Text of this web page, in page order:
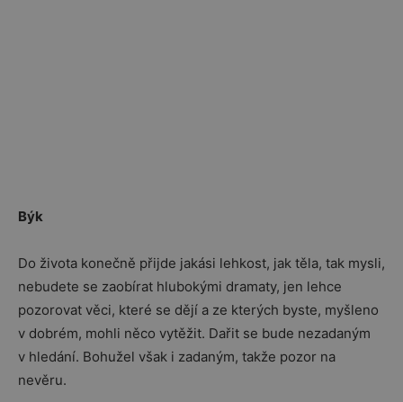
Býk
Do života konečně přijde jakási lehkost, jak těla, tak mysli,
nebudete se zaobírat hlubokými dramaty, jen lehce
pozorovat věci, které se dějí a ze kterých byste, myšleno
v dobrém, mohli něco vytěžit. Dařit se bude nezadaným
v hledání. Bohužel však i zadaným, takže pozor na
nevěru.